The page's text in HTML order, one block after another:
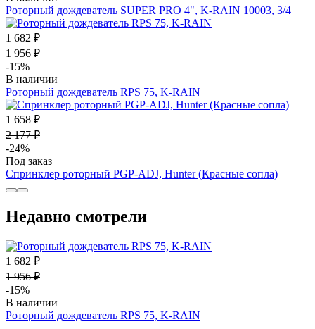
Роторный дождеватель SUPER PRO 4", K-RAIN 10003, 3/4
1 682 ₽
1 956 ₽
-15%
В наличии
Роторный дождеватель RPS 75, K-RAIN
1 658 ₽
2 177 ₽
-24%
Под заказ
Спринклер роторный PGP-ADJ, Hunter (Красные сопла)
Недавно смотрели
1 682 ₽
1 956 ₽
-15%
В наличии
Роторный дождеватель RPS 75, K-RAIN